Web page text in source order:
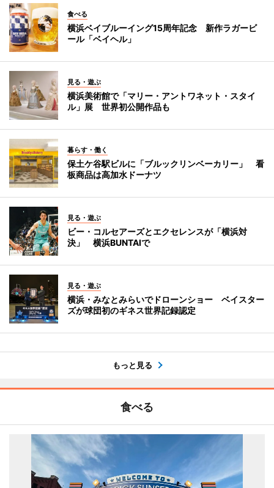
食べる
横浜ベイブルーイング15周年記念 新作ラガービ
ール「ベイヘル」
見る・遊ぶ
横浜美術館で「マリー・アントワネット・スタイ
ル」展 世界初公開作品も
暮らす・働く
保土ケ谷駅ビルに「ブルックリンベーカリー」 看
板商品は高加水ドーナツ
見る・遊ぶ
ビー・コルセアーズとエクセレンスが「横浜対
決」 横浜BUNTAIで
見る・遊ぶ
横浜・みなとみらいでドローンショー ベイスター
ズが球団初のギネス世界記録認定
もっと見る
食べる